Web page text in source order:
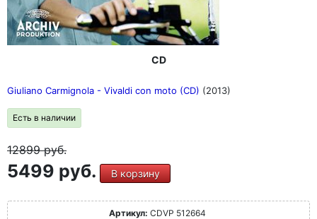
CD
Giuliano Carmignola - Vivaldi con moto (CD) (2013)
Есть в наличии
12899руб.
5499 руб. В корзину
Артикул: CDVP 512664